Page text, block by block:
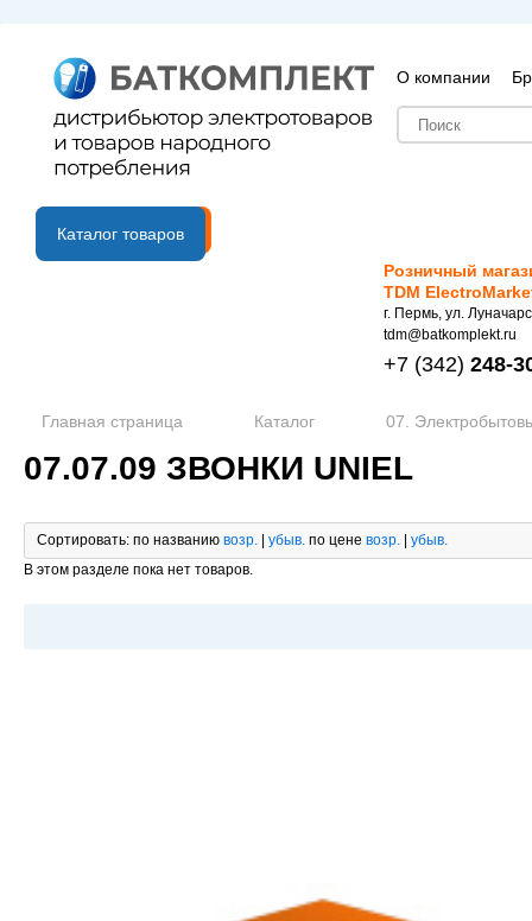
О компании
B2B портал
Каталог товаров
Розничный
TDM
г. Пермь, ул.
tdm@batkomplekt.ru
+7 (342) 248-
Главная страница Каталог 07.
07.07.09 ЗВОНКИ UNIEL
Сортировать: по названию возр. | убыв. по цене возр. | убыв.
В этом разделе пока нет товаров.